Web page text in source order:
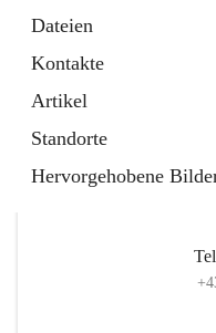
Dateien
Kontakte
Artikel
Standorte
Hervorgehobene